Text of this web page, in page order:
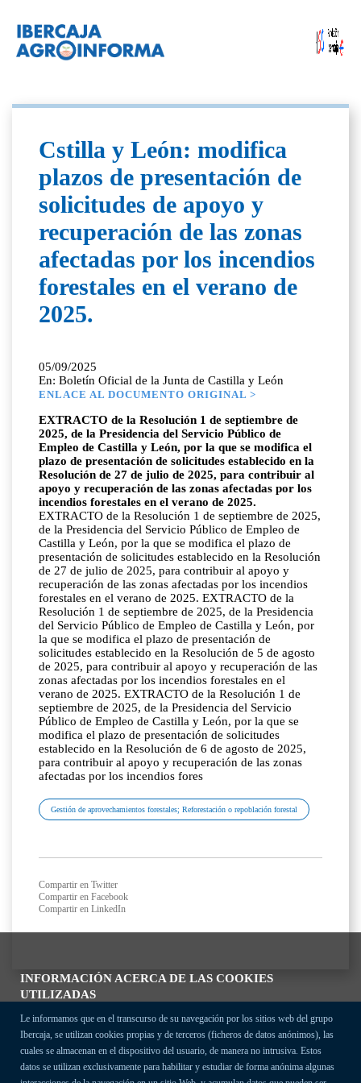
INFORMACIÓN ACERCA DE LAS COOKIES
UTILIZADAS
Le informamos que en el transcurso de su navegación por los sitios web del grupo
Ibercaja, se utilizan cookies propias y de terceros (ficheros de datos anónimos), las
cuales se almacenan en el dispositivo del usuario, de manera no intrusiva. Estos
datos se utilizan exclusivamente para habilitar y estudiar de forma anónima algunas
Cstilla y León: modifica
plazos de presentación de
solicitudes de apoyo y
recuperación de las zonas
afectadas por los incendios
forestales en el verano de
2025.
05/09/2025
En: Boletín Oficial de la Junta de Castilla y León
ENLACE AL DOCUMENTO ORIGINAL >
EXTRACTO de la Resolución 1 de septiembre de
2025, de la Presidencia del Servicio Público de
Empleo de Castilla y León, por la que se modifica el
plazo de presentación de solicitudes establecido en la
Resolución de 27 de julio de 2025, para contribuir al
apoyo y recuperación de las zonas afectadas por los
incendios forestales en el verano de 2025.
EXTRACTO de la Resolución 1 de septiembre de 2025,
de la Presidencia del Servicio Público de Empleo de
Castilla y León, por la que se modifica el plazo de
presentación de solicitudes establecido en la Resolución
de 27 de julio de 2025, para contribuir al apoyo y
recuperación de las zonas afectadas por los incendios
forestales en el verano de 2025. EXTRACTO de la
Resolución 1 de septiembre de 2025, de la Presidencia
del Servicio Público de Empleo de Castilla y León, por
la que se modifica el plazo de presentación de
solicitudes establecido en la Resolución de 5 de agosto
de 2025, para contribuir al apoyo y recuperación de las
zonas afectadas por los incendios forestales en el
verano de 2025. EXTRACTO de la Resolución 1 de
septiembre de 2025, de la Presidencia del Servicio
Público de Empleo de Castilla y León, por la que se
modifica el plazo de presentación de solicitudes
establecido en la Resolución de 6 de agosto de 2025,
para contribuir al apoyo y recuperación de las zonas
afectadas por los incendios fores
Gestión de aprovechamientos forestales; Reforestación o repoblación forestal
Compartir en Twitter
Compartir en Facebook
Compartir en LinkedIn